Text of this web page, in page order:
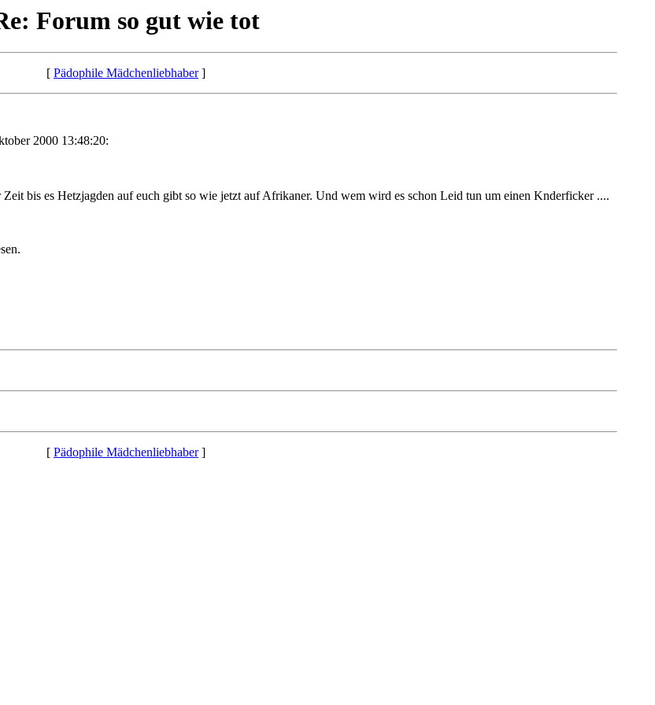
Forum so gut wie tot
[ Pädophile Mädchenliebhaber]
2000 13:48:20:
bis es Hetzjagden auf euch gibt so wie jetzt auf Afrikaner. Und wem wird es schon Leid tun um einen Knderficker ....
[ Pädophile Mädchenliebhaber]